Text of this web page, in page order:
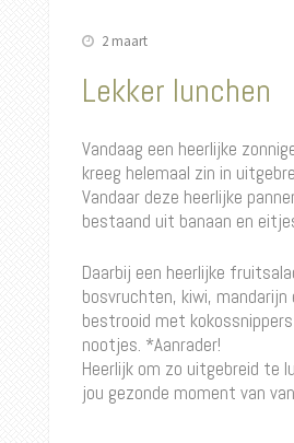
2 maart
Lekker lunchen
Vandaag een heerlijke
kreeg helemaal zin in
Vandaar deze heerlijke
bestaand uit banaan en
Daarbij een heerlijke
bosvruchten, kiwi, mandarijn
bestrooid met
nootjes. *Aanrader!
Heerlijk om zo uitgebreid te
jou gezonde moment van